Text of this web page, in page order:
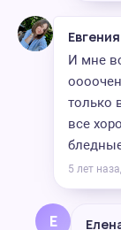
Евгения
И мне
только
все
5 лет
Е